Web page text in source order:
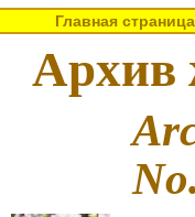
Главная страница
Архив